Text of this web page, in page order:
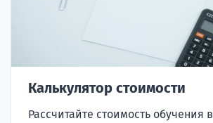
Калькулятор стоимости
Рассчитайте стоимость обучения в